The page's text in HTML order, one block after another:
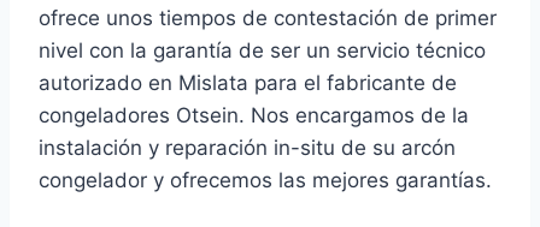
ofrece unos tiempos de contestación de primer
nivel con la garantía de ser un servicio técnico
autorizado en Mislata para el fabricante de
congeladores Otsein. Nos encargamos de la
instalación y reparación in-situ de su arcón
congelador y ofrecemos las mejores garantías.